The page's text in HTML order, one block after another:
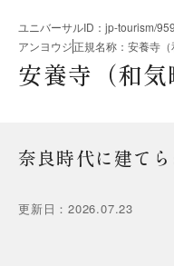
ユニバーサルID ： jp-tourism/
アンヨウジ正規名称 ： 安養寺（
安養寺（和気
奈良時代に建て
更新日 ：2026.07.23